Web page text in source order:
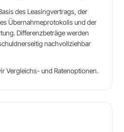
des Leasingvertrags, der
Übernahmeprotokolls und der
Differenzbeträge werden
nachvollziehbar
Vergleichs- und Ratenoptionen.